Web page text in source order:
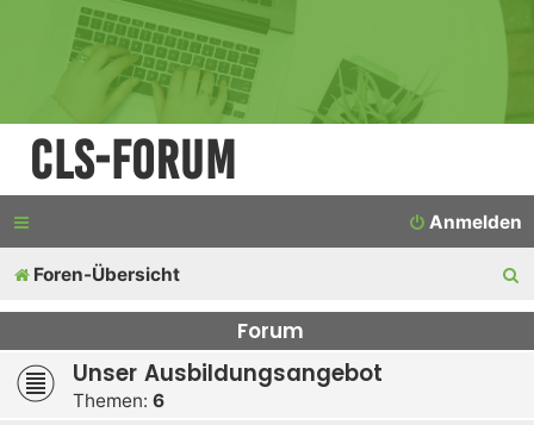
CLS-Forum
Anmelden
Foren-Übersicht
u
c
Forum
Unser Ausbildungsangebot
Themen: 6